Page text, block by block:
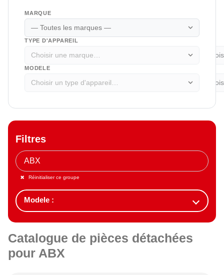
MARQUE
expand_more
TYPE D'APPAREIL
expand_more
MODELE
expand_more
Filtres
Réinitialiser ce groupe
Catalogue de pièces détachées
pour ABX